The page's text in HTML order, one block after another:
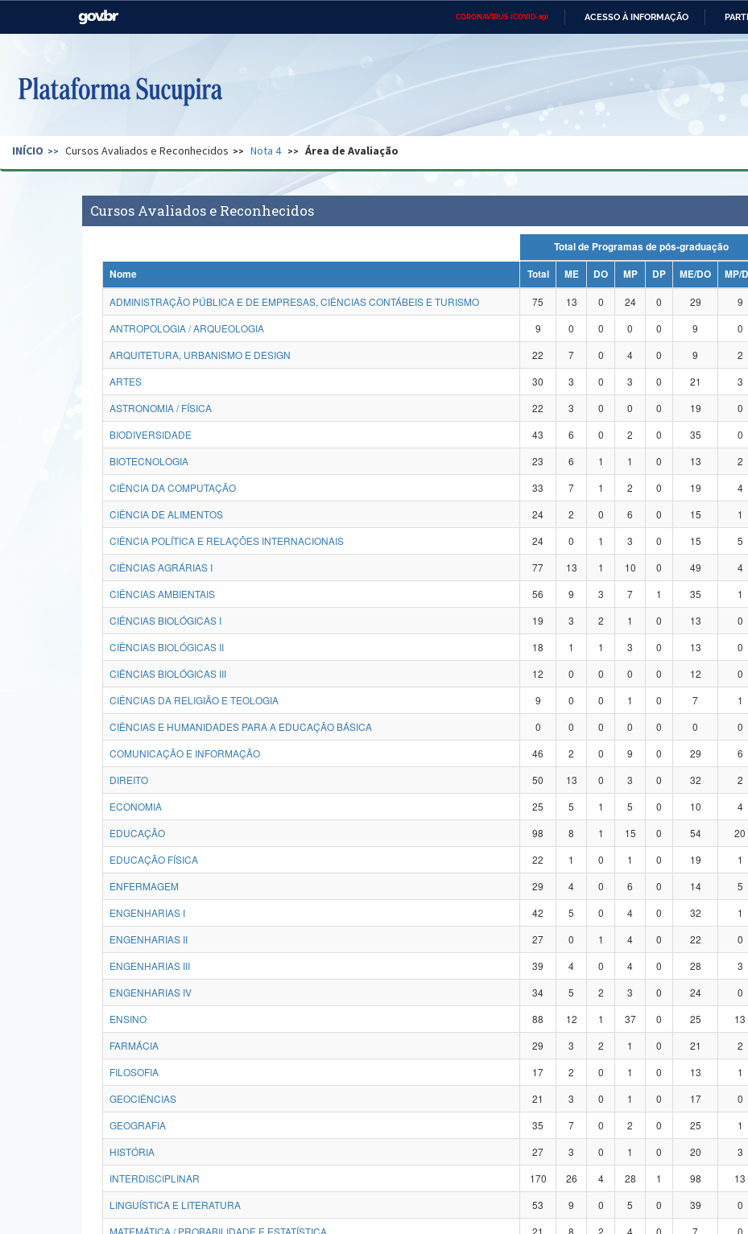
CORONAVÍRUS (COVID-19) ACESSO À INFORMAÇÃO
Casa Civil Ministério das Relações Ministério
Pecuária e Abastecimento
Ministério do Desenvolvimento
Regional e dos
Secretaria de Governo Gabinete de Segurança Advocacia-Geral da União Banco Central do Brasil Planalto
INÍCIO Cursos Avaliados e Reconhecidos Nota 4 Área de Avaliação
Cursos Avaliados e Reconhecidos
Total de Programas de pós-graduação
Nome
Total ME DO MP DP ME/DO MP/
ADMINISTRAÇÃO PÚBLICA E DE EMPRESAS, CIÊNCIAS CONTÁBEIS E TURISMO
75 13 0 24 0 29 9
ANTROPOLOGIA / ARQUEOLOGIA
9 0 0 0 0 9 0
ARQUITETURA, URBANISMO E DESIGN
22 7 0 4 0 9 2
ARTES
30 3 0 3 0 21 3
ASTRONOMIA / FÍSICA
22 3 0 0 0 19 0
BIODIVERSIDADE
43 6 0 2 0 35 0
BIOTECNOLOGIA
23 6 1 1 0 13 2
CIÊNCIA DA COMPUTAÇÃO
33 7 1 2 0 19 4
CIÊNCIA DE ALIMENTOS
24 2 0 6 0 15 1
CIÊNCIA POLÍTICA E RELAÇÕES INTERNACIONAIS
24 0 1 3 0 15 5
CIÊNCIAS AGRÁRIAS I
77 13 1 10 0 49 4
CIÊNCIAS AMBIENTAIS
56 9 3 7 1 35 1
CIÊNCIAS BIOLÓGICAS I
19 3 2 1 0 13 0
CIÊNCIAS BIOLÓGICAS II
18 1 1 3 0 13 0
CIÊNCIAS BIOLÓGICAS III
12 0 0 0 0 12 0
CIÊNCIAS DA RELIGIÃO E TEOLOGIA
9 0 0 1 0 7 1
CIÊNCIAS E HUMANIDADES PARA A EDUCAÇÃO BÁSICA
0 0 0 0 0 0 0
COMUNICAÇÃO E INFORMAÇÃO
46 2 0 9 0 29 6
DIREITO
50 13 0 3 0 32 2
ECONOMIA
25 5 1 5 0 10 4
EDUCAÇÃO
98 8 1 15 0 54 20
EDUCAÇÃO FÍSICA
22 1 0 1 0 19 1
ENFERMAGEM
29 4 0 6 0 14 5
ENGENHARIAS I
42 5 0 4 0 32 1
ENGENHARIAS II
27 0 1 4 0 22 0
ENGENHARIAS III
39 4 0 4 0 28 3
ENGENHARIAS IV
34 5 2 3 0 24 0
ENSINO
88 12 1 37 0 25 13
FARMÁCIA
29 3 2 1 0 21 2
FILOSOFIA
17 2 0 1 0 13 1
GEOCIÊNCIAS
21 3 0 1 0 17 0
GEOGRAFIA
35 7 0 2 0 25 1
HISTÓRIA
27 3 0 1 0 20 3
INTERDISCIPLINAR
170 26 4 28 1 98 13
LINGUÍSTICA E LITERATURA
53 9 0 5 0 39 0
MATEMÁTICA / PROBABILIDADE E ESTATÍSTICA
21 8 2 4 0 7 0